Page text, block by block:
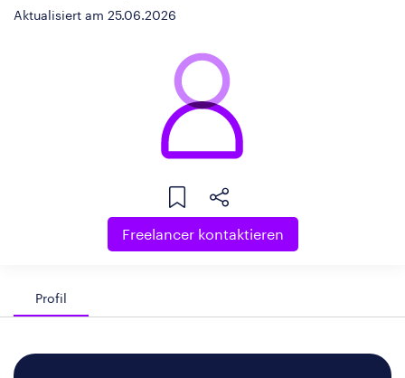
Aktualisiert am 25.06.2026
Freelancer kontaktieren
Profil